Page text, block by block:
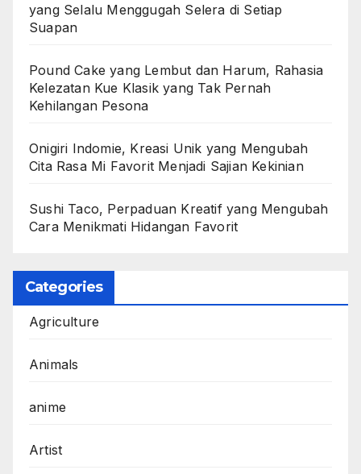
yang Selalu Menggugah Selera di Setiap
Suapan
Pound Cake yang Lembut dan Harum, Rahasia
Kelezatan Kue Klasik yang Tak Pernah
Kehilangan Pesona
Onigiri Indomie, Kreasi Unik yang Mengubah
Cita Rasa Mi Favorit Menjadi Sajian Kekinian
Sushi Taco, Perpaduan Kreatif yang Mengubah
Cara Menikmati Hidangan Favorit
Categories
Agriculture
Animals
anime
Artist